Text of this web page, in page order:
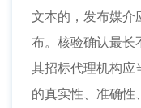
文本的，发布媒介
布。核验确认最
其招标代理机构应
的真实性、准确性